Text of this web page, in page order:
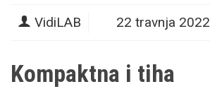
VidiLAB 22 travnja 2022
Kompaktna i tiha